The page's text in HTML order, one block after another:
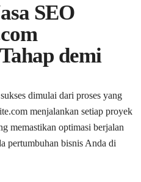
SEO
demi
dimulai dari proses yang
menjalankan setiap proyek
memastikan optimasi berjalan
pertumbuhan bisnis Anda di